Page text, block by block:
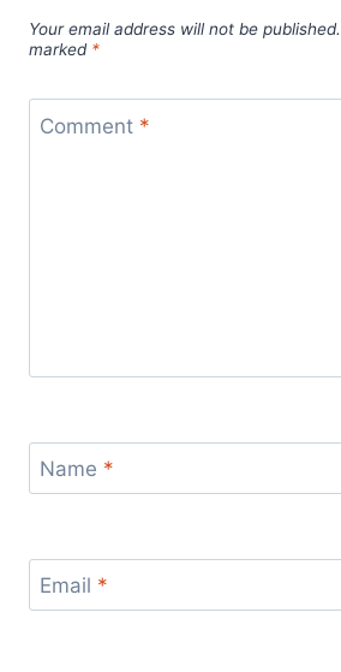
Your email address will not be published.
marked *
Comment *
Name *
Email *